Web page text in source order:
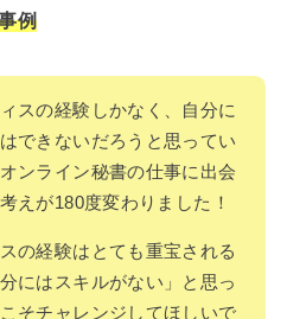
例
スの経験しかなく、自分に
できないだろうと思ってい
ンライン秘書の仕事に出会
えが180度変わりました！
の経験はとても重宝される
にはスキルがない」と思っ
そチャレンジしてほしいで